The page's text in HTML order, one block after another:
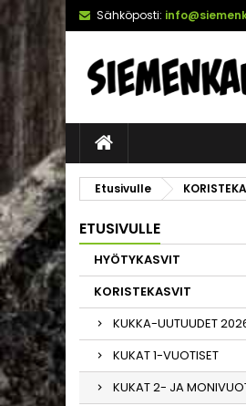
Sähköposti:
Etusivulle
ETUSIVULLE
HYÖTYKASVIT
KORISTEKASVIT
KUKKA-UUTUUDET
KUKAT 1-VUOTISET
KUKAT 2- JA